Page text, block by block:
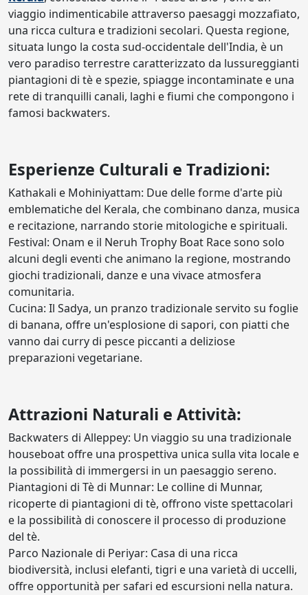
viaggio indimenticabile attraverso paesaggi mozzafiato,
una ricca cultura e tradizioni secolari. Questa regione,
situata lungo la costa sud-occidentale dell'India, è un
vero paradiso terrestre caratterizzato da lussureggianti
piantagioni di tè e spezie, spiagge incontaminate e una
rete di tranquilli canali, laghi e fiumi che compongono i
famosi backwaters.
Esperienze Culturali e Tradizioni:
Kathakali e Mohiniyattam: Due delle forme d'arte più
emblematiche del Kerala, che combinano danza, musica
e recitazione, narrando storie mitologiche e spirituali.
Festival: Onam e il Neruh Trophy Boat Race sono solo
alcuni degli eventi che animano la regione, mostrando
giochi tradizionali, danze e una vivace atmosfera
comunitaria.
Cucina: Il Sadya, un pranzo tradizionale servito su foglie
di banana, offre un'esplosione di sapori, con piatti che
vanno dai curry di pesce piccanti a deliziose
preparazioni vegetariane.
Attrazioni Naturali e Attività:
Backwaters di Alleppey: Un viaggio su una tradizionale
houseboat offre una prospettiva unica sulla vita locale e
la possibilità di immergersi in un paesaggio sereno.
Piantagioni di Tè di Munnar: Le colline di Munnar,
ricoperte di piantagioni di tè, offrono viste spettacolari
e la possibilità di conoscere il processo di produzione
del tè.
Parco Nazionale di Periyar: Casa di una ricca
biodiversità, inclusi elefanti, tigri e una varietà di uccelli,
offre opportunità per safari ed escursioni nella natura.